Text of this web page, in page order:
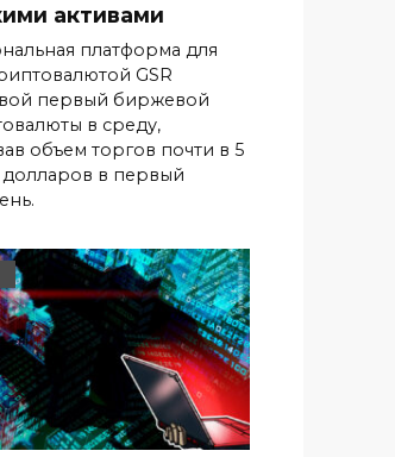
активами
платформа для
GSR
первый биржевой
в среду,
объем торгов почти в 5
в первый